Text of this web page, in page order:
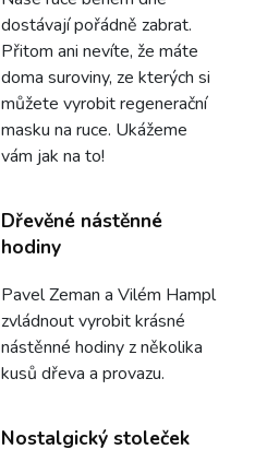
dostávají pořádně zabrat.
Přitom ani nevíte, že máte
doma suroviny, ze kterých si
můžete vyrobit regenerační
masku na ruce. Ukážeme
vám jak na to!
Dřevěné nástěnné
hodiny
Pavel Zeman a Vilém Hampl
zvládnout vyrobit krásné
nástěnné hodiny z několika
kusů dřeva a provazu.
Nostalgický stoleček